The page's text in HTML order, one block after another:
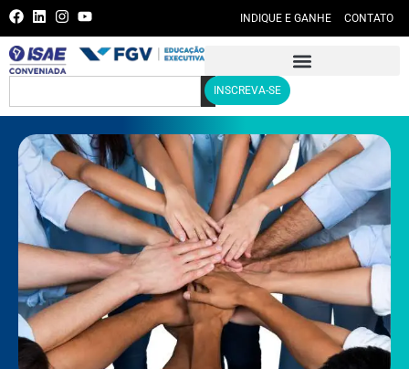
INDIQUE E GANHE CONTATO
INSCREVA-SE